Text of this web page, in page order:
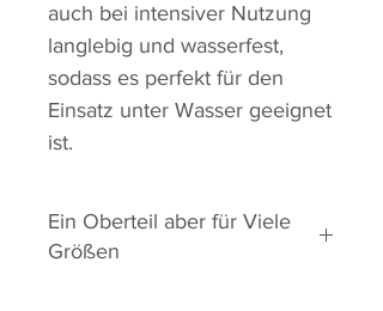
auch bei intensiver Nutzung
langlebig und wasserfest,
sodass es perfekt für den
Einsatz unter Wasser geeignet
ist.
Ein Oberteil aber für Viele
Größen